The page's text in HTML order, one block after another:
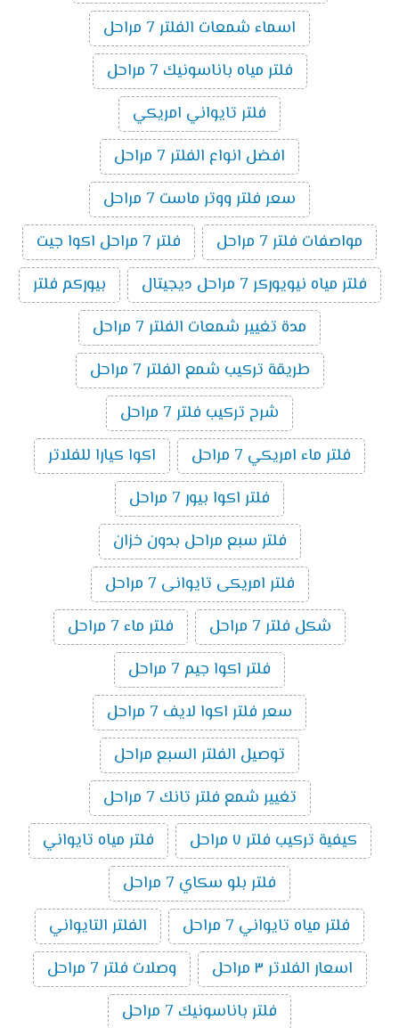
اسماء شمعات الفلتر 7 مراحل
فلتر مياه باناسونيك 7 مراحل
فلتر تايواني امريكي
افضل انواع الفلتر 7 مراحل
سعر فلتر ووتر ماست 7 مراحل
مواصفات فلتر 7 مراحل
فلتر 7 مراحل اكوا جيت
فلتر مياه نيويوركر 7 مراحل ديجيتال
بيوركم فلتر
مدة تغيير شمعات الفلتر 7 مراحل
طريقة تركيب شمع الفلتر 7 مراحل
شرح تركيب فلتر 7 مراحل
فلتر ماء امريكي 7 مراحل
اكوا كيارا للفلاتر
فلتر اكوا بيور 7 مراحل
فلتر سبع مراحل بدون خزان
فلتر امريكى تايوانى 7 مراحل
شكل فلتر 7 مراحل
فلتر ماء 7 مراحل
فلتر اكوا جيم 7 مراحل
سعر فلتر اكوا لايف 7 مراحل
توصيل الفلتر السبع مراحل
تغيير شمع فلتر تانك 7 مراحل
كيفية تركيب فلتر ٧ مراحل
فلتر مياه تايواني
فلتر بلو سكاي 7 مراحل
فلتر مياه تايواني 7 مراحل
الفلتر التايواني
اسعار الفلاتر ٣ مراحل
وصلات فلتر 7 مراحل
فلتر باناسونيك 7 مراحل